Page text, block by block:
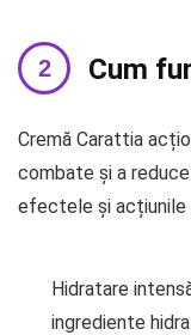
Cum
Cremă Carattia
combate și a
efectele și acțiunile
Hidratare
ingrediente